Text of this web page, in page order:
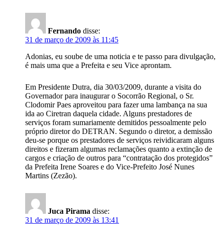
Fernando disse:
31 de março de 2009 às 11:45
Adonias, eu soube de uma noticia e te passo para divulgação,
é mais uma que a Prefeita e seu Vice aprontam.
Em Presidente Dutra, dia 30/03/2009, durante a visita do
Governador para inaugurar o Socorrão Regional, o Sr.
Clodomir Paes aproveitou para fazer uma lambança na sua
ida ao Ciretran daquela cidade. Alguns prestadores de
serviços foram sumariamente demitidos pessoalmente pelo
próprio diretor do DETRAN. Segundo o diretor, a demissão
deu-se porque os prestadores de serviços reividicaram alguns
direitos e fizeram algumas reclamações quanto a extinção de
cargos e criação de outros para “contratação dos protegidos”
da Prefeita Irene Soares e do Vice-Prefeito José Nunes
Martins (Zezão).
Juca Pirama disse:
31 de março de 2009 às 13:41